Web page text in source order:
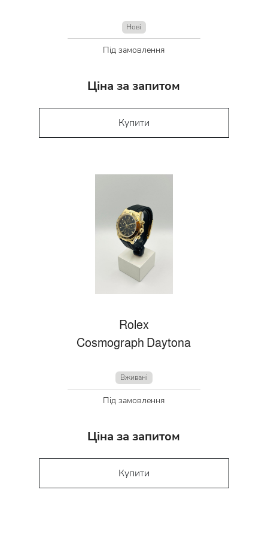
Нові
Під замовлення
Ціна за запитом
Купити
Rolex
Cosmograph Daytona
Вживані
Під замовлення
Ціна за запитом
Купити